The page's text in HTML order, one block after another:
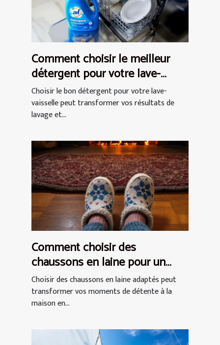
Comment choisir le meilleur
détergent pour votre lave-
vaisselle ?
Choisir le bon détergent pour votre lave-
vaisselle peut transformer vos résultats de
lavage et...
Comment choisir des
chaussons en laine pour un
confort optimal ?
Choisir des chaussons en laine adaptés peut
transformer vos moments de détente à la
maison en...